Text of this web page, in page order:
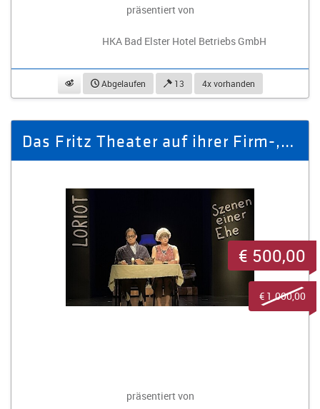
präsentiert von
HKA Bad Elster Hotel Betriebs GmbH
beobachtenAbgelaufen 13 4x vorhanden
Das Fritz Theater auf ihrer Firm-, Geburtstags- oder Jubiläumsfeier
präsentiert von
€ 500,00
€ 1.000,00